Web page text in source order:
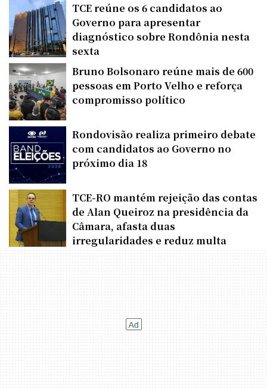
TCE reúne os 6 candidatos ao
Governo para apresentar
diagnóstico sobre Rondônia nesta
sexta
Bruno Bolsonaro reúne mais de 600
pessoas em Porto Velho e reforça
compromisso político
Rondovisão realiza primeiro debate
com candidatos ao Governo no
próximo dia 18
TCE-RO mantém rejeição das contas
de Alan Queiroz na presidência da
Câmara, afasta duas
irregularidades e reduz multa